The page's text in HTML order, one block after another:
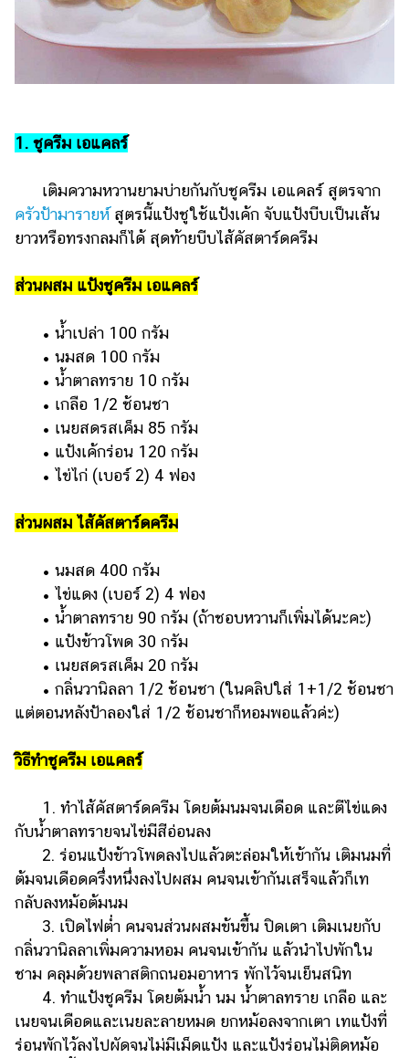
ถือ
ราคา
น้ำมัน
วา
ไร
ตี้
แต่งงาน
เด็ก
สัตว์
เลี้ยง
Infographic
กระปุก
คอร์ส
ออนไลน์
เรียน
เลข
ออนไลน์
โฆษณา
ปัญหา
ร่วม
งาน
กับ
เรา
1. ชูครีม เอแคลร์
เติมความหวานยามบ่ายกันกับชูครีม เอแคลร์ สูตรจาก
ครัวป้ามารายห์สูตรนี้แป้งชูใช้แป้งเค้ก จับแป้งบีบเป็นเส้น
ยาวหรือทรงกลมก็ได้ สุดท้ายบีบไส้คัสตาร์ดครีม
ส่วนผสม แป้งชูครีม เอแคลร์
• น้ำเปล่า 100 กรัม
• นมสด 100 กรัม
• น้ำตาลทราย 10 กรัม
• เกลือ 1/2 ช้อนชา
• เนยสดรสเค็ม 85 กรัม
• แป้งเค้กร่อน 120 กรัม
• ไข่ไก่ (เบอร์ 2) 4 ฟอง
ส่วนผสม ไส้คัสตาร์ดครีม
• นมสด 400 กรัม
• ไข่แดง (เบอร์ 2) 4 ฟอง
• น้ำตาลทราย 90 กรัม (ถ้าชอบหวานก็เพิ่มได้นะคะ)
• แป้งข้าวโพด 30 กรัม
• เนยสดรสเค็ม 20 กรัม
• กลิ่นวานิลลา 1/2 ช้อนชา (ในคลิปใส่ 1+1/2 ช้อนชา
แต่ตอนหลังป้าลองใส่ 1/2 ช้อนชาก็หอมพอแล้วค่ะ)
วิธีทำชูครีม เอแคลร์
1. ทำไส้คัสตาร์ดครีม โดยต้มนมจนเดือด และตีไข่แดง
กับน้ำตาลทรายจนไข่มีสีอ่อนลง
2. ร่อนแป้งข้าวโพดลงไปแล้วตะล่อมให้เข้ากัน เติมนมที่
ต้มจนเดือดครึ่งหนึ่งลงไปผสม คนจนเข้ากันเสร็จแล้วก็เท
กลับลงหม้อต้มนม
3. เปิดไฟต่ำ คนจนส่วนผสมข้นขึ้น ปิดเตา เติมเนยกับ
กลิ่นวานิลลาเพิ่มความหอม คนจนเข้ากัน แล้วนำไปพักใน
ชาม คลุมด้วยพลาสติกถนอมอาหาร พักไว้จนเย็นสนิท
4. ทำแป้งชูครีม โดยต้มน้ำ นม น้ำตาลทราย เกลือ และ
เนยจนเดือดและเนยละลายหมด ยกหม้อลงจากเตา เทแป้งที่
ร่อนพักไว้ลงไปผัดจนไม่มีเม็ดแป้ง และแป้งร่อนไม่ติดหม้อ